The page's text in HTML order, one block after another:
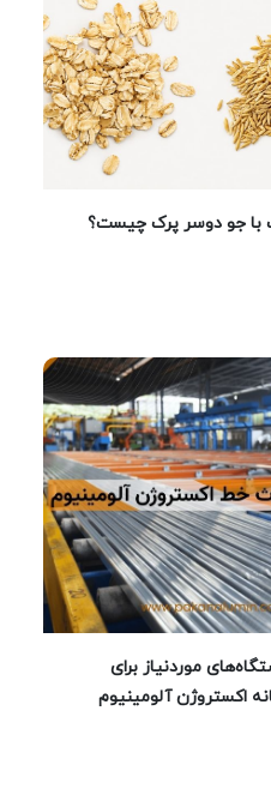
جو دوسر پرک چیست؟
موردنیاز برای
اکستروژن آلومینیوم